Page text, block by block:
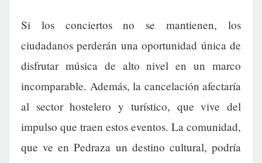
Si los conciertos no se mantienen, los
ciudadanos perderán una oportunidad única de
disfrutar música de alto nivel en un marco
incomparable. Además, la cancelación afectaría
al sector hostelero y turístico, que vive del
impulso que traen estos eventos. La comunidad,
que ve en Pedraza un destino cultural, podría